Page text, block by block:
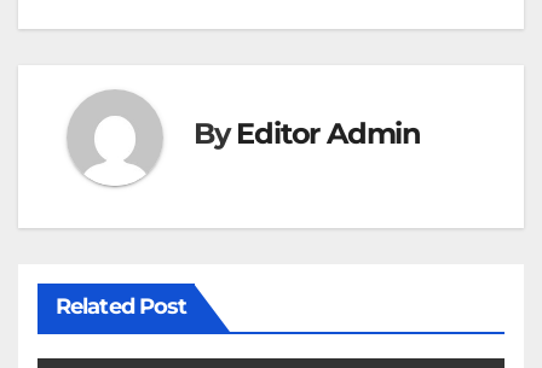
ByEditor Admin
Related Post